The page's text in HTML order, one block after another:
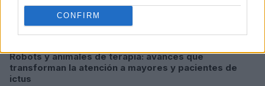
CONFIRM
Robots y animales de terapia: avances que
transforman la atención a mayores y pacientes de
ictus